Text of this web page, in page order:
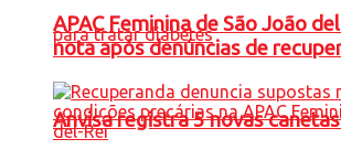
Anvisa registra 5 novas
APAC Feminina de São João
nota após denúncias de